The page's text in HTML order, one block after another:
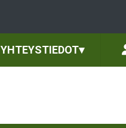
YHTEYSTIEDOT▾